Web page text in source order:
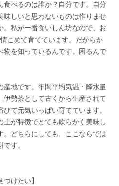
べるのは誰か？自分です。自分
味しいと思わないものは作りませ
。私が一番食いしん坊なので、お
こめて育てています。だからか
物を知っているんです。困るんで
地です。年間平均気温・降水量
伊勢茶として古くから生産されて
て元気いっぱい育てています。
土が特徴でとても軟らかく美味し
。どちらにしても、ここならでは
す。
つけたい】